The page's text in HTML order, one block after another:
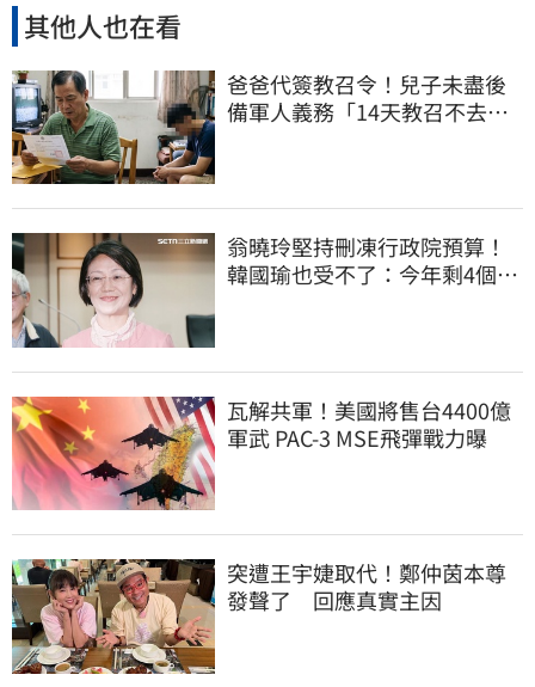
其他人也在看
爸爸代簽教召令！兒子未盡後
備軍人義務「14天教召不去」
翁曉玲堅持刪凍行政院預算！
韓國瑜也受不了：今年剩4個月
瓦解共軍！美國將售台4400億
軍武 PAC-3 MSE飛彈戰力曝
突遭王宇婕取代！鄭仲茵本尊
發聲了 回應真實主因